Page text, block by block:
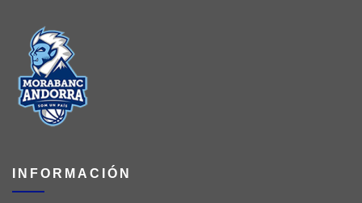
INFORMACIÓN